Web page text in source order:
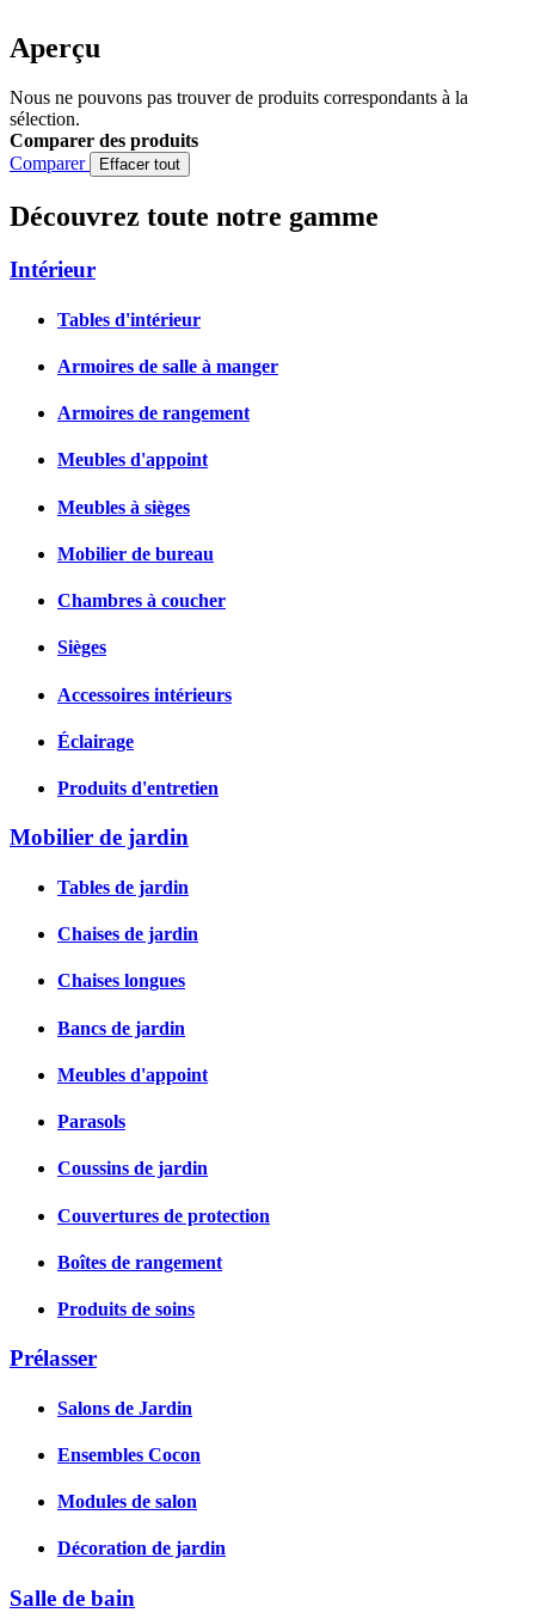
Aperçu
Nous ne pouvons pas trouver de produits correspondants à la
sélection.
Comparer des produits
Comparer
Effacer tout
Découvrez toute notre gamme
Intérieur
Tables d'intérieur
Armoires de salle à manger
Armoires de rangement
Meubles d'appoint
Meubles à sièges
Mobilier de bureau
Chambres à coucher
Sièges
Accessoires intérieurs
Éclairage
Produits d'entretien
Mobilier de jardin
Tables de jardin
Chaises de jardin
Chaises longues
Bancs de jardin
Meubles d'appoint
Parasols
Coussins de jardin
Couvertures de protection
Boîtes de rangement
Produits de soins
Prélasser
Salons de Jardin
Ensembles Cocon
Modules de salon
Décoration de jardin
Salle de bain